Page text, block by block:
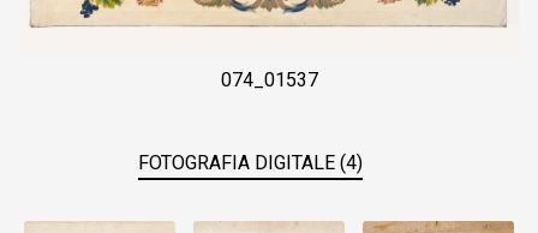
074_01537
FOTOGRAFIA DIGITALE (4)